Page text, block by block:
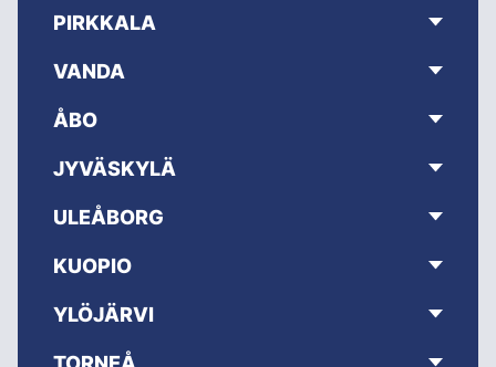
PIRKKALA
VANDA
ÅBO
JYVÄSKYLÄ
ULEÅBORG
KUOPIO
YLÖJÄRVI